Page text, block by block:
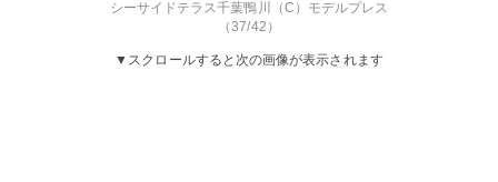
シーサイドテラス千葉鴨川（C）モデルプレス
（37/42）
▼スクロールすると次の画像が表示されます